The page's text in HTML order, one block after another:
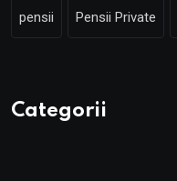
pensii Pensii Private
Categorii